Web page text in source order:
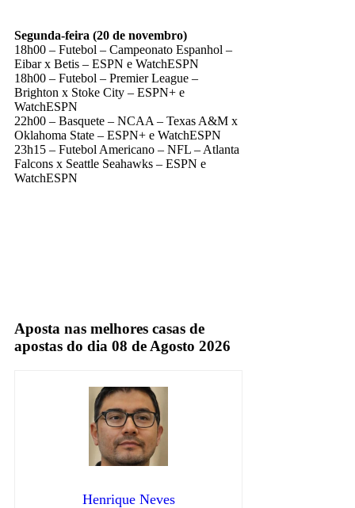
Segunda-feira (20 de novembro)
18h00 – Futebol – Campeonato Espanhol –
Eibar x Betis – ESPN e WatchESPN
18h00 – Futebol – Premier League –
Brighton x Stoke City – ESPN+ e
WatchESPN
22h00 – Basquete – NCAA – Texas A&M x
Oklahoma State – ESPN+ e WatchESPN
23h15 – Futebol Americano – NFL – Atlanta
Falcons x Seattle Seahawks – ESPN e
WatchESPN
Aposta nas melhores casas de
apostas do dia 08 de Agosto 2026
Henrique Neves